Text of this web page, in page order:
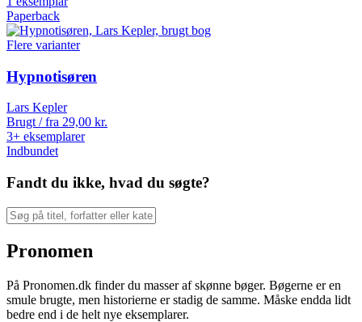
Paperback
Flere varianter
Hypnotisøren
Lars Kepler
Brugt / fra 29,00 kr.
3+ eksemplarer
Indbundet
Fandt du ikke, hvad du søgte?
Pronomen
På Pronomen.dk finder du masser af skønne bøger. Bøgerne er en
smule brugte, men historierne er stadig de samme. Måske endda lidt
bedre end i de helt nye eksemplarer.